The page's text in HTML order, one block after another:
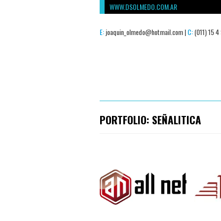
WWW.DSOLMEDO.COM.AR
E:joaquin_olmedo@hotmail.com |C:(011) 15
PORTFOLIO: SEÑALITICA